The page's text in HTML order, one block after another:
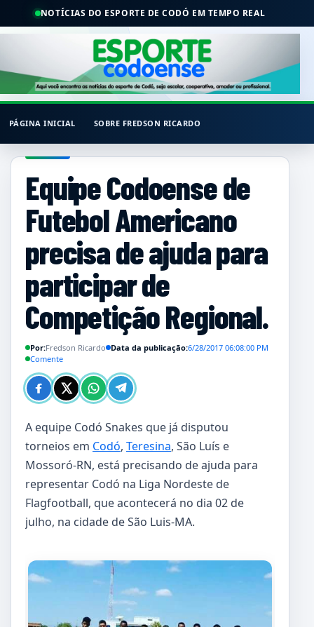
NOTÍCIAS DO ESPORTE DE CODÓ EM TEMPO REAL
PÁGINA INICIAL SOBRE FREDSON RICARDO
Equipe Codoense de
Futebol Americano
precisa de ajuda para
participar de
Competição Regional.
Por:Fredson Ricardo Data da publicação:6/28/2017 06:08:00 PM
Comente
A equipe Codó Snakes que já disputou
torneios em Codó, Teresina, São Luís e
Mossoró-RN, está precisando de ajuda para
representar Codó na Liga Nordeste de
Flagfootball, que acontecerá no dia 02 de
julho, na cidade de São Luis-MA.